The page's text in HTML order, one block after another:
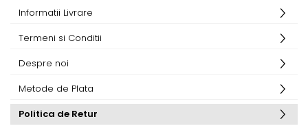
Informatii Livrare
Termeni si Conditii
Despre noi
Metode de Plata
Politica de Retur